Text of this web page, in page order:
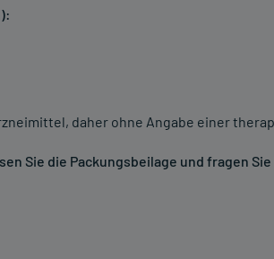
daher ohne Angabe einer
Sie die Packungsbeilage und fragen